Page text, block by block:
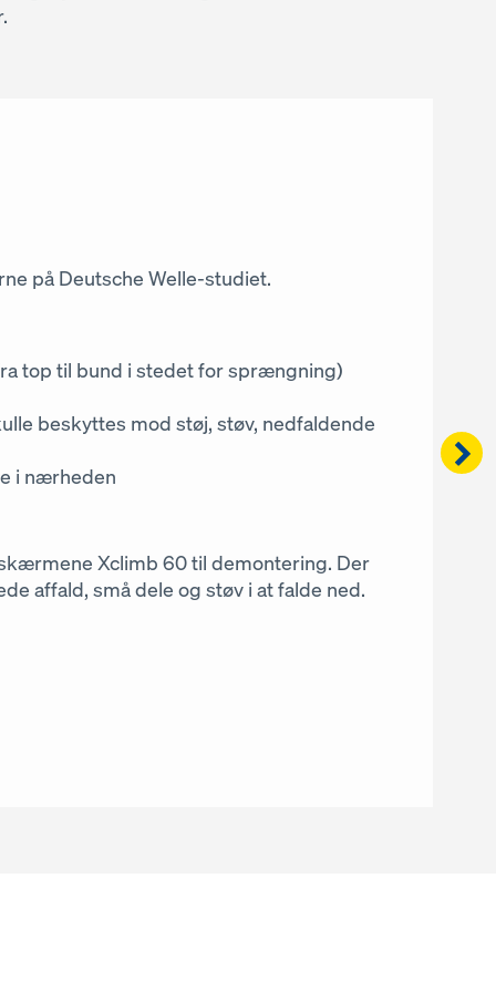
på Deutsche Welle-studiet.
top til bund i stedet for sprængning)
beskyttes mod støj, støv, nedfaldende
i nærheden
Xclimb 60 til demontering. Der
affald, små dele og støv i at falde ned.
facadeelementer.
krantider
der vejer op til 5 t, sikkert, udviklede
udviklet et koncept med
omkring bygningskonstruktionen
omsluttet af automatiske Xclimb 60-
for medarbejdernes sikkerhed i
Right